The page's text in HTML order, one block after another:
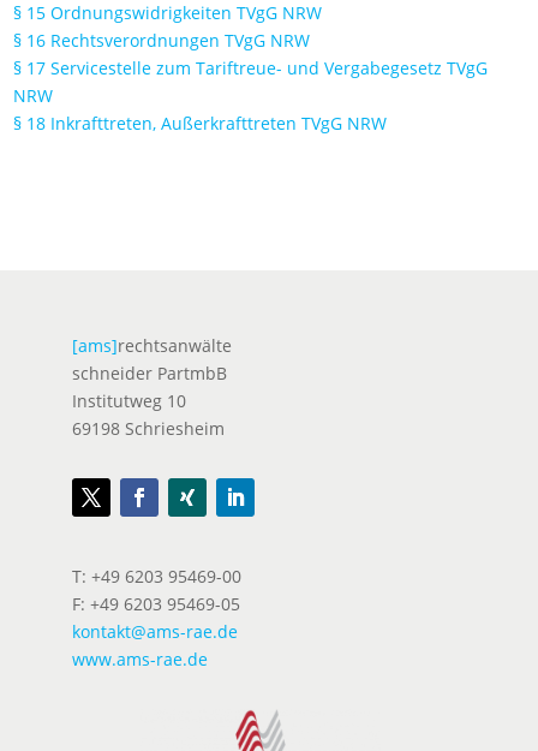
§ 15 Ordnungswidrigkeiten TVgG NRW
§ 16 Rechtsverordnungen TVgG NRW
§ 17 Servicestelle zum Tariftreue- und Vergabegesetz TVgG
NRW
§ 18 Inkrafttreten, Außerkrafttreten TVgG NRW
[ams]rechtsanwälte
schneider PartmbB
Institutweg 10
69198 Schriesheim
T: +49 6203 95469-00
F: +49 6203 95469-05
kontakt@ams-rae.de
www.ams-rae.de